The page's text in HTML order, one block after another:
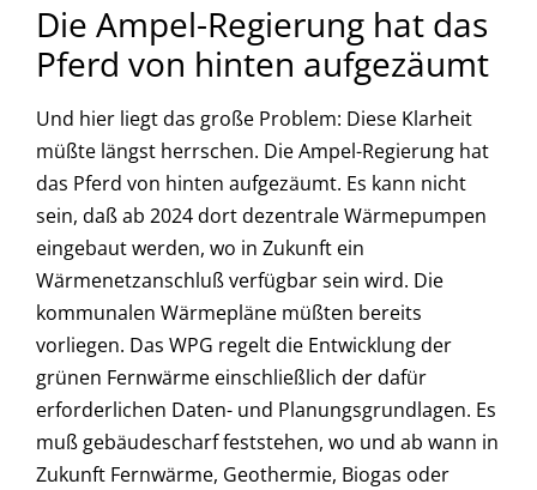
Die Ampel-Regierung hat das
Pferd von hinten aufgezäumt
Und hier liegt das große Problem: Diese Klarheit
müßte längst herrschen. Die Ampel-Regierung hat
das Pferd von hinten aufgezäumt. Es kann nicht
sein, daß ab 2024 dort dezentrale Wärmepumpen
eingebaut werden, wo in Zukunft ein
Wärmenetzanschluß verfügbar sein wird. Die
kommunalen Wärmepläne müßten bereits
vorliegen. Das WPG regelt die Entwicklung der
grünen Fernwärme einschließlich der dafür
erforderlichen Daten- und Planungsgrundlagen. Es
muß gebäudescharf feststehen, wo und ab wann in
Zukunft Fernwärme, Geothermie, Biogas oder